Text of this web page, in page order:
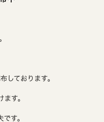
しております。
す。
す。